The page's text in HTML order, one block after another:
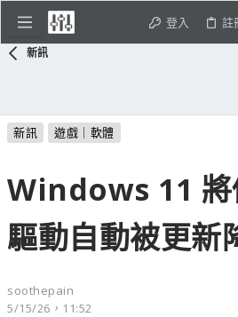
登入 註
新訊
新訊 遊戲｜軟體
Windows 11 將
驅動自動被更新
soothepain
5/15/26，11:52